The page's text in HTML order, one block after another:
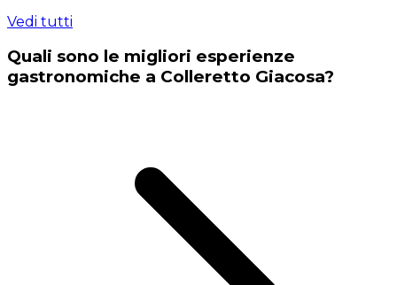
Vedi tutti
Quali sono le migliori esperienze
gastronomiche a Colleretto Giacosa?